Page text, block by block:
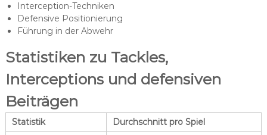
Interception-Techniken
Defensive Positionierung
Führung in der Abwehr
Statistiken zu Tackles,
Interceptions und defensiven
Beiträgen
Statistik
Durchschnitt pro Spiel